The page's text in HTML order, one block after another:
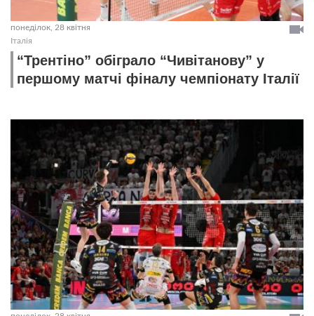
понеділок, 28 квітня
Італія
“Трентіно” обіграло “Чивітанову” у
першому матчі фіналу чемпіонату Італії